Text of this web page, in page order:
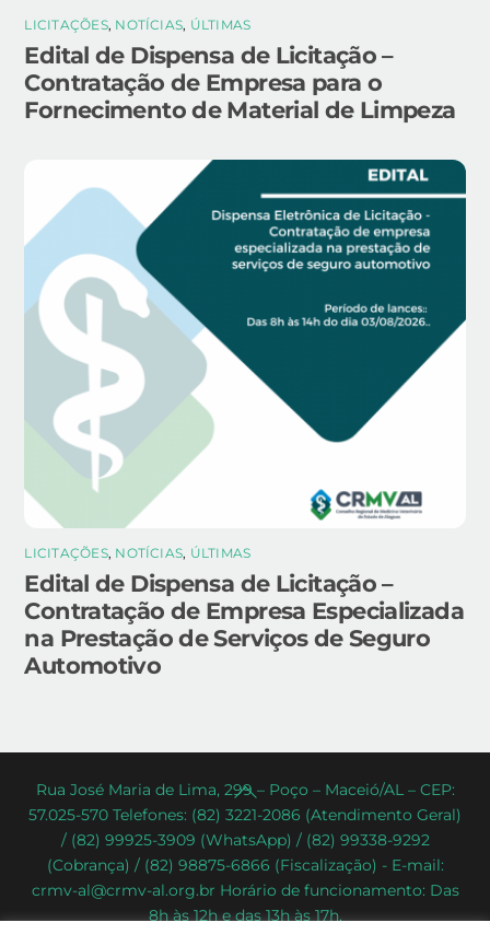
LICITAÇÕES, NOTÍCIAS, ÚLTIMAS
Edital de Dispensa de Licitação –
Contratação de Empresa para o
Fornecimento de Material de Limpeza
LICITAÇÕES, NOTÍCIAS, ÚLTIMAS
Edital de Dispensa de Licitação –
Contratação de Empresa Especializada
na Prestação de Serviços de Seguro
Automotivo
Back
To
Top
Rua José Maria de Lima, 299 – Poço – Maceió/AL – CEP:
57.025-570 Telefones: (82) 3221-2086 (Atendimento Geral)
/ (82) 99925-3909 (WhatsApp) / (82) 99338-9292
(Cobrança) / (82) 98875-6866 (Fiscalização) - E-mail:
crmv-al@crmv-al.org.br Horário de funcionamento: Das
8h às 12h e das 13h às 17h.